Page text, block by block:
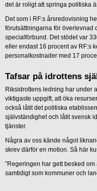
det är roligt att springa politiska
Det som i RF:s årsredovisning
förutsättningarna för överlevnad
specialförbund. Det stödet var
eller endast 16 procent av RF:s
personalkostnader med 17
Tafsar på idrottens
Riksidrottens ledning har under
viktigaste uppgift, att öka
också låtit det politiska
självständighet och låtit svensk
tjänster.
Några av oss kände något
skrev därför en motion. Så här
”Regeringen har gett besked
samtidigt som kommuner och